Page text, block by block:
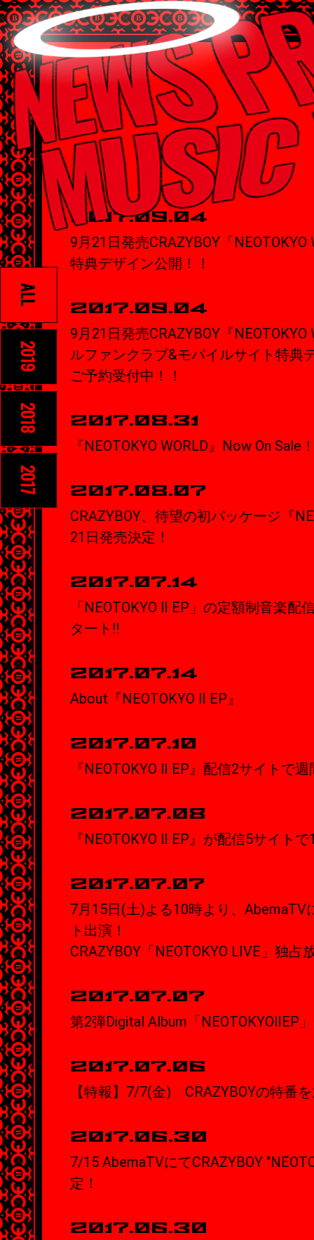
ALL
2019
2018
2017
2017.09.04
9月21日発売CRAZYBOY「
特典デザイン公開！！
2017.09.04
9月21日発売CRAZYBOY『
ルファンクラブ&モバイルサイト特典
ご予約受付中！！
2017.08.31
『NEOTOKYO WORLD』Now On Sale
2017.08.07
CRAZYBOY、待望の初パッケージ『
21日発売決定！
2017.07.14
「NEOTOKYO Ⅱ EP」の定額制音楽
タート!!
2017.07.14
About『NEOTOKYO Ⅱ EP』
2017.07.10
『NEOTOKYO Ⅱ EP』配信2サイトで
2017.07.08
『NEOTOKYO Ⅱ EP』が配信5サイト
2017.07.07
7月15日(土)よる10時より、AbemaTV
ト出演！
CRAZYBOY「NEOTOKYO LIVE」独占
2017.07.07
第2弾Digital Album「
2017.07.06
【特報】7/7(金) CRAZYBOYの特番
2017.06.30
7/15 AbemaTVにてCRAZYBOY
定！
2017.06.30